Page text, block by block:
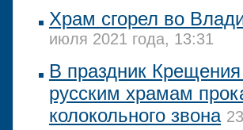
Храм сгорел во
июля 2021 года, 13:31
В праздник
русским храмам
колокольного звона